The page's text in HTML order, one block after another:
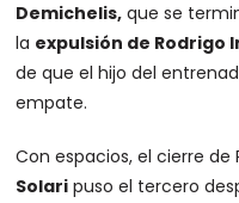
Demichelis, que se
la expulsión de Rodrigo
de que el hijo del
empate.
Con espacios, el cierre de
Solari puso el tercero